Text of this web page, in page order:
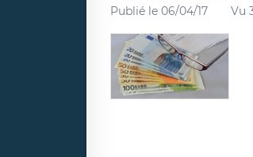
Publié le 06/04/17 Vu